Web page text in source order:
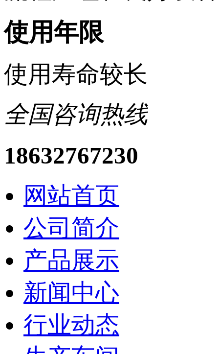
使用年限
使用寿命较长
全国咨询热线
18632767230
网站首页
公司简介
产品展示
新闻中心
行业动态